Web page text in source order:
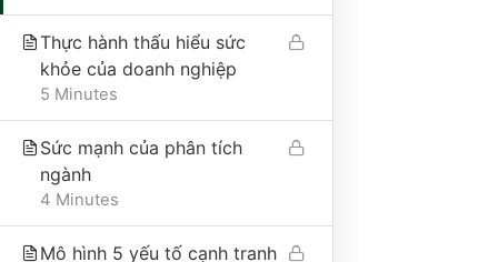
Thực hành thấu hiểu sức
khỏe của doanh nghiệp
5 Minutes
Sức mạnh của phân tích
ngành
4 Minutes
Mô hình 5 yếu tố cạnh tranh
CHÍNH SÁCH BẢO MẬT
CHÍNH SÁCH THANH TOÁN